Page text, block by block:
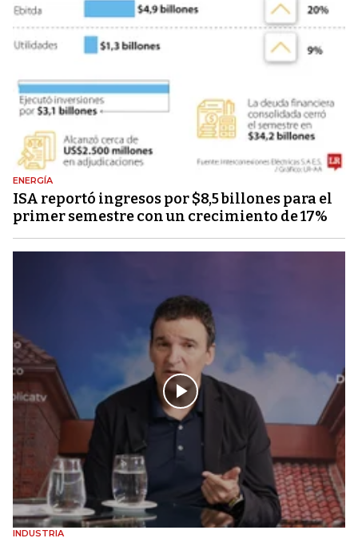
ENERGÍA
ISA reportó ingresos por $8,5 billones para el
primer semestre con un crecimiento de 17%
INDUSTRIA